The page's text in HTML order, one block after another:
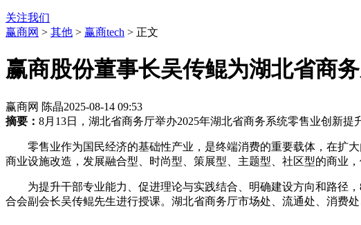
关注我们
赢商网 > 其他 > 赢商tech > 正文
赢商股份董事长吴传鲲为湖北省商
赢商网 陈晶2025-08-14 09:53
摘要： 8月13日，湖北省商务厅举办2025年湖北省商务系统零售业创新
零售业作为国民经济的基础性产业，是终端消费的重要载体，在扩
商业设施改造，发展融合型、时尚型、策展型、主题型、社区型的商业，
为提升干部专业能力、促进理论与实践结合、明确建设方向和路径
合会副会长吴传鲲先生进行授课。湖北省商务厅市场处、流通处、消费